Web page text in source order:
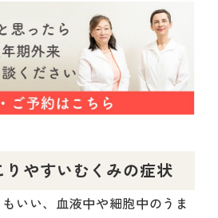
りやすいむくみの症状
いい、血液中や細胞中のうま